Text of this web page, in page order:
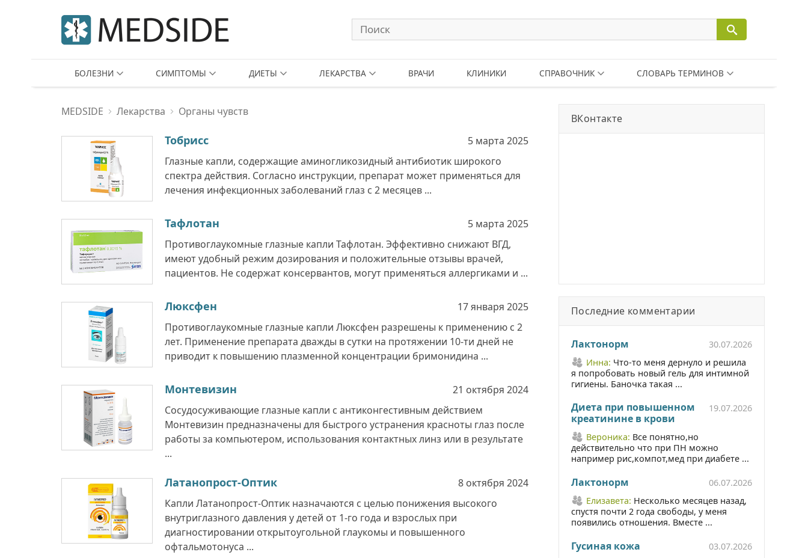
БОЛЕЗНИ СИМПТОМЫ ДИЕТЫ ЛЕКАРСТВА ВРАЧИ КЛИНИКИ СПРАВОЧНИК СЛОВАРЬ ТЕРМИНОВ
MEDSIDE Лекарства Органы чувств
5 марта 2025
Тобрисс
Глазные капли, содержащие аминогликозидный антибиотик широкого
спектра действия. Согласно инструкции, препарат может применяться для
лечения инфекционных заболеваний глаз с 2 месяцев ...
5 марта 2025
Тафлотан
Противоглаукомные глазные капли Тафлотан. Эффективно снижают ВГД,
имеют удобный режим дозирования и положительные отзывы врачей,
пациентов. Не содержат консервантов, могут применяться аллергиками и ...
17 января 2025
Люксфен
Противоглаукомные глазные капли Люксфен разрешены к применению с 2
лет. Применение препарата дважды в сутки на протяжении 10-ти дней не
приводит к повышению плазменной концентрации бримонидина ...
21 октября 2024
Монтевизин
Сосудосуживающие глазные капли с антиконгестивным действием
Монтевизин предназначены для быстрого устранения красноты глаз после
работы за компьютером, использования контактных линз или в результате
...
8 октября 2024
Латанопрост-Оптик
Капли Латанопрост-Оптик назначаются с целью понижения высокого
внутриглазного давления у детей от 1-го года и взрослых при
диагностировании открытоугольной глаукомы и повышенного
офтальмотонуса ...
ВКонтакте
Последние комментарии
Лактонорм
30.07.2026
Инна: Что-то меня дернуло и решила
я попробовать новый гель для интимной
гигиены. Баночка такая ...
Диета при повышенном
креатинине в крови
19.07.2026
Вероника: Все понятно,но
действительно что при ПН можно
например рис,компот,мед при диабете ...
Лактонорм
06.07.2026
Елизавета: Несколько месяцев назад,
спустя почти 2 года свободы, у меня
появились отношения. Вместе ...
Гусиная кожа
03.07.2026